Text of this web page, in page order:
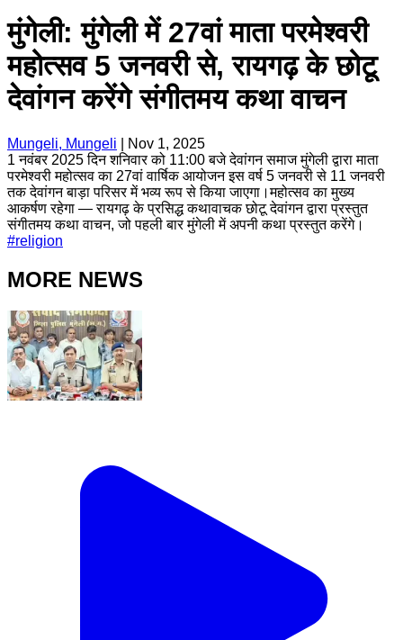
मुंगेली: मुंगेली में 27वां माता परमेश्वरी
महोत्सव 5 जनवरी से, रायगढ़ के छोटू
देवांगन करेंगे संगीतमय कथा वाचन
Mungeli, Mungeli
Nov 1, 2025
1 नवंबर 2025 दिन शनिवार को 11:00 बजे देवांगन समाज मुंगेली द्वारा माता
परमेश्वरी महोत्सव का 27वां वार्षिक आयोजन इस वर्ष 5 जनवरी से 11 जनवरी
तक देवांगन बाड़ा परिसर में भव्य रूप से किया जाएगा।महोत्सव का मुख्य
आकर्षण रहेगा — रायगढ़ के प्रसिद्ध कथावाचक छोटू देवांगन द्वारा प्रस्तुत
संगीतमय कथा वाचन, जो पहली बार मुंगेली में अपनी कथा प्रस्तुत करेंगे।
#religion
MORE NEWS